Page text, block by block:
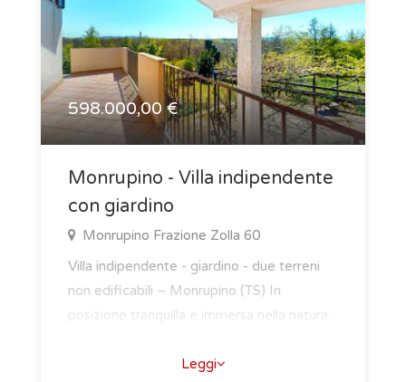
598.000,00 €
Monrupino - Villa indipendente
con giardino
Monrupino Frazione Zolla 60
Villa indipendente - giardino - due terreni
non edificabili – Monrupino (TS) In
posizione tranquilla e immersa nella natura,
Leggi